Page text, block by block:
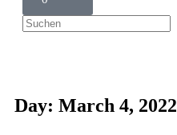
Day: March 4, 2022